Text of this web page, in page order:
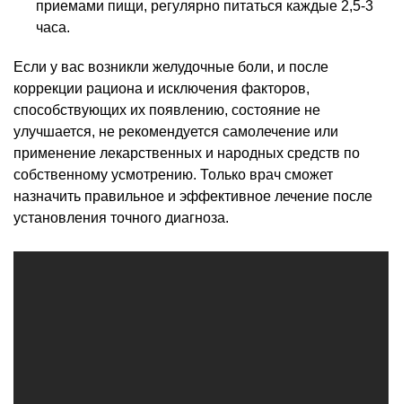
приемами пищи, регулярно питаться каждые 2,5-3
часа.
Если у вас возникли желудочные боли, и после
коррекции рациона и исключения факторов,
способствующих их появлению, состояние не
улучшается, не рекомендуется самолечение или
применение лекарственных и народных средств по
собственному усмотрению. Только врач сможет
назначить правильное и эффективное лечение после
установления точного диагноза.